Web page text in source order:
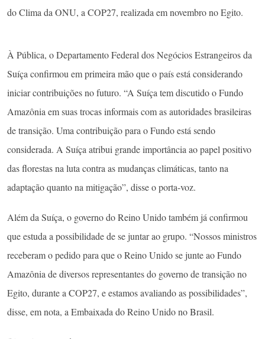
do Clima da ONU, a COP27, realizada em novembro no Egito.
À Pública, o Departamento Federal dos Negócios Estrangeiros da
Suíça confirmou em primeira mão que o país está considerando
iniciar contribuições no futuro. “A Suíça tem discutido o Fundo
Amazônia em suas trocas informais com as autoridades brasileiras
de transição. Uma contribuição para o Fundo está sendo
considerada. A Suíça atribui grande importância ao papel positivo
das florestas na luta contra as mudanças climáticas, tanto na
adaptação quanto na mitigação”, disse o porta-voz.
Além da Suíça, o governo do Reino Unido também já confirmou
que estuda a possibilidade de se juntar ao grupo. “Nossos ministros
receberam o pedido para que o Reino Unido se junte ao Fundo
Amazônia de diversos representantes do governo de transição no
Egito, durante a COP27, e estamos avaliando as possibilidades”,
disse, em nota, a Embaixada do Reino Unido no Brasil.